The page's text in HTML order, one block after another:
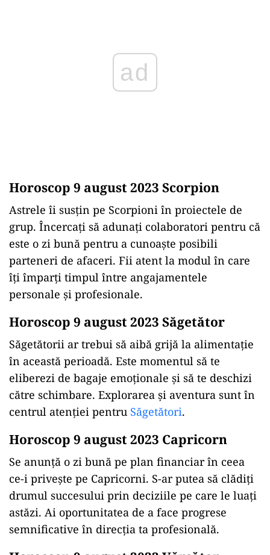
ad
Horoscop 9 august 2023 Scorpion
Astrele îi susțin pe Scorpioni în proiectele de
grup. Încercați să adunați colaboratori pentru că
este o zi bună pentru a cunoaște posibili
parteneri de afaceri. Fii atent la modul în care
îți împarți timpul între angajamentele
personale și profesionale.
Horoscop 9 august 2023 Săgetător
Săgetătorii ar trebui să aibă grijă la alimentație
în această perioadă. Este momentul să te
eliberezi de bagaje emoționale și să te deschizi
către schimbare. Explorarea și aventura sunt în
centrul atenției pentru Săgetători.
Horoscop 9 august 2023 Capricorn
Se anunță o zi bună pe plan financiar în ceea
ce-i privește pe Capricorni. S-ar putea să clădiți
drumul succesului prin deciziile pe care le luați
astăzi. Ai oportunitatea de a face progrese
semnificative în direcția ta profesională.